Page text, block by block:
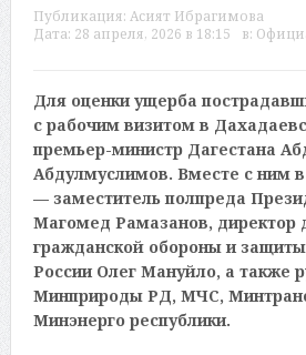
Публикация: Асият Ибрагимова
Дата: 28 апреля, 2026 в 18:15 в:
Для оценки ущерба
с рабочим визитом в
премьер-министр Дагестана
Абдулмуслимов. Вместе с ним
— заместитель полпреда
Магомед Рамазанов, директор
гражданской обороны и
России Олег Мануйло, а также
Минприроды РД, МЧС,
Минэнерго республики.